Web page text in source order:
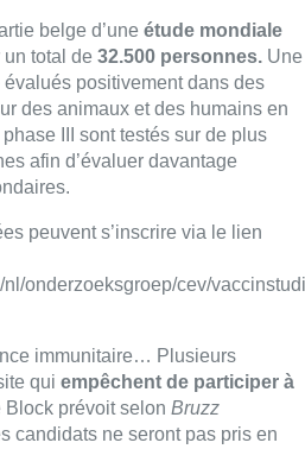
belge d’une étude mondiale
total de 32.500 personnes. Une
positivement dans des
des animaux et des humains en
III sont testés sur de plus
afin d’évaluer davantage
peuvent s’inscrire via le lien
onderzoeksgroep/cev/
immunitaire… Plusieurs
qui empêchent de participer à
Block prévoit selon Bruzz
candidats ne seront pas pris en